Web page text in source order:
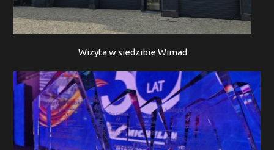
Wizyta w siedzibie Wimad